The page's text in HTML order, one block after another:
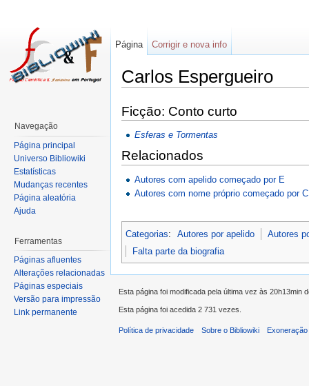
Carlos Espergueiro
Ficção: Conto curto
Esferas e Tormentas
Relacionados
Autores com apelido começado por E
Autores com nome próprio começado por C
Categorias: Autores por apelido
Autores
Falta parte da biografia
Página Corrigir e nova info
Navegação
Página principal
Universo Bibliowiki
Estatísticas
Mudanças recentes
Página aleatória
Ajuda
Ferramentas
Páginas afluentes
Alterações relacionadas
Páginas especiais
Versão para impressão
Link permanente
Esta página foi modificada pela última vez às 20h13min
Esta página foi acedida 2 731 vezes.
Política de privacidade Sobre o Bibliowiki